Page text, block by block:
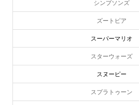
シンプソンズ
ズートピア
スーパーマリオ
スターウォーズ
スヌーピー
スプラトゥーン